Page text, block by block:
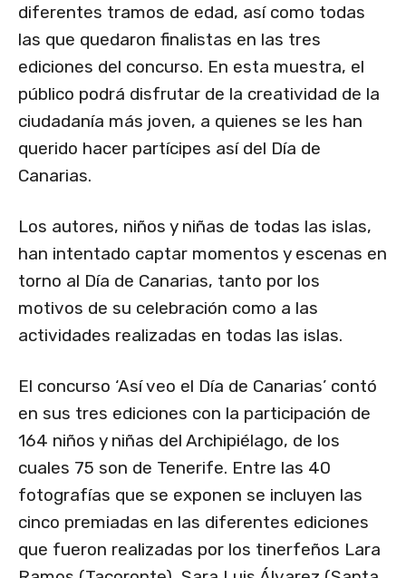
diferentes tramos de edad, así como todas
las que quedaron finalistas en las tres
ediciones del concurso. En esta muestra, el
público podrá disfrutar de la creatividad de la
ciudadanía más joven, a quienes se les han
querido hacer partícipes así del Día de
Canarias.
Los autores, niños y niñas de todas las islas,
han intentado captar momentos y escenas en
torno al Día de Canarias, tanto por los
motivos de su celebración como a las
actividades realizadas en todas las islas.
El concurso ‘Así veo el Día de Canarias’ contó
en sus tres ediciones con la participación de
164 niños y niñas del Archipiélago, de los
cuales 75 son de Tenerife. Entre las 40
fotografías que se exponen se incluyen las
cinco premiadas en las diferentes ediciones
que fueron realizadas por los tinerfeños Lara